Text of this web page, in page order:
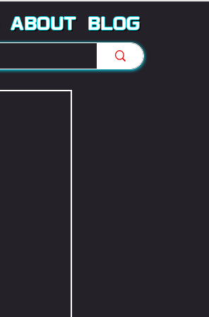
ABOUT BLOG